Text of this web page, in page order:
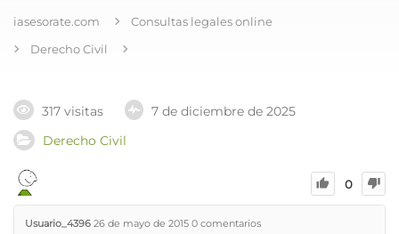
iasesorate.com
Consultas legales online
Derecho Civil
317 visitas
7 de diciembre de 2025
Derecho Civil
0
Usuario_4396 26 de mayo de 2015 0 comentarios